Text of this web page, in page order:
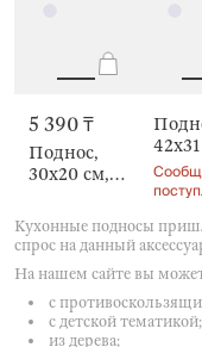
5 390 ₸
Поднос,
30х20 см,
Кухонные подносы
спрос на данный
На нашем сайте вы
с
с детской тематикой;
из дерева;